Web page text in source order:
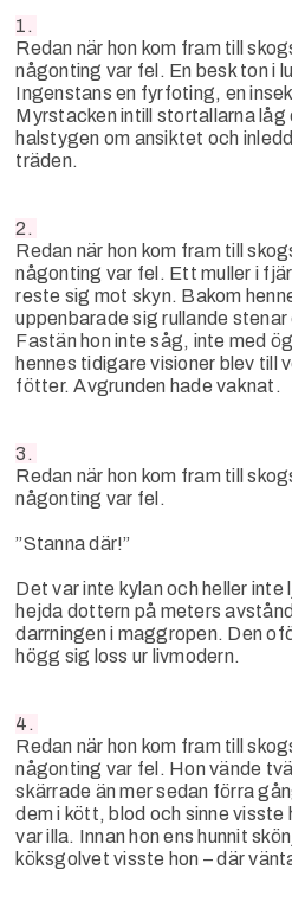
1.
Redan när hon kom fram till
någonting var fel. En besk ton i
Ingenstans en fyrfoting, en
Myrstacken intill stortallarna
halstygen om ansiktet och
träden.
2.
Redan när hon kom fram till
någonting var fel. Ett muller i
reste sig mot skyn. Bakom
uppenbarade sig rullande
Fastän hon inte såg, inte med
hennes tidigare visioner blev till
fötter. Avgrunden hade vaknat.
3.
Redan när hon kom fram till
någonting var fel.
”Stanna där!”
Det var inte kylan och heller
hejda dottern på meters
darrningen i maggropen. Den
högg sig loss ur livmodern.
4.
Redan när hon kom fram till
någonting var fel. Hon vände
skärrade än mer sedan förra
dem i kött, blod och sinne visste
var illa. Innan hon ens hunnit
köksgolvet visste hon – där